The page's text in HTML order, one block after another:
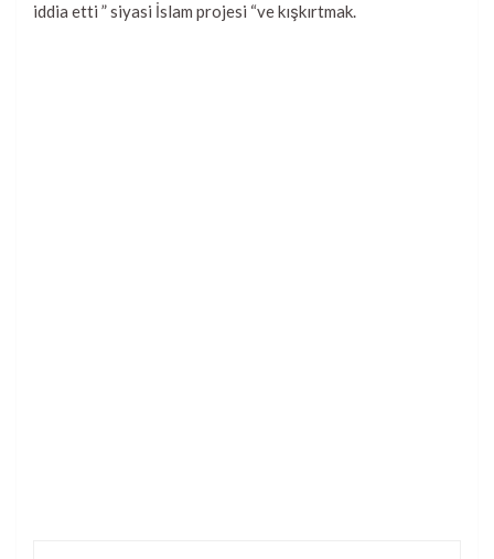
iddia etti ” siyasi İslam projesi “ve kışkırtmak.